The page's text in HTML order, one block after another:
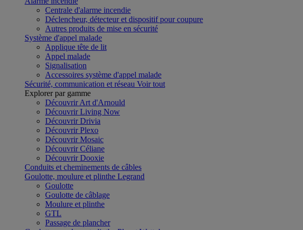
Centrale d'alarme incendie
Déclencheur, détecteur et dispositif pour coupure
Autres produits de mise en sécurité
Système d'appel malade
Applique tête de lit
Appel malade
Signalisation
Accessoires système d'appel malade
Sécurité, communication et réseau Voir tout
Explorer par gamme
Découvrir Art d'Arnould
Découvrir Living Now
Découvrir Drivia
Découvrir Plexo
Découvrir Mosaic
Découvrir Céliane
Découvrir Dooxie
Conduits et cheminements de câbles
Goulotte, moulure et plinthe Legrand
Goulotte
Goulotte de câblage
Moulure et plinthe
GTL
Passage de plancher